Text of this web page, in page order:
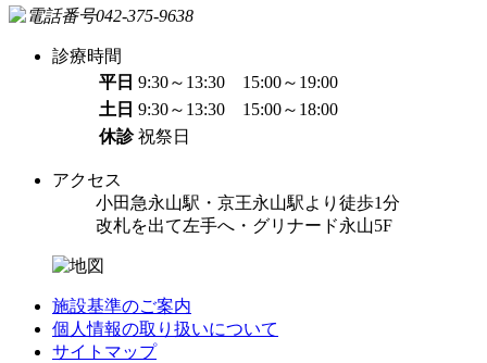
診療時間
平日 9:30～13:30 15:00～19:00
土日 9:30～13:30 15:00～18:00
休診 祝祭日
アクセス
小田急永山駅・京王永山駅より徒歩1分
改札を出て左手へ・グリナード永山5F
施設基準のご案内
個人情報の取り扱いについて
サイトマップ